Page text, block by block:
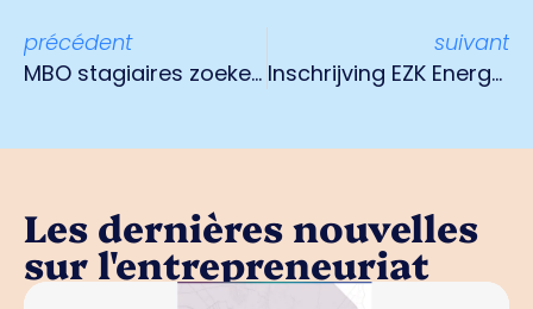
précédent
MBO stagiaires zoeken een plek
suivant
Inschrijving EZK Energy Award 2020 is open
Les dernières nouvelles
sur l'entrepreneuriat